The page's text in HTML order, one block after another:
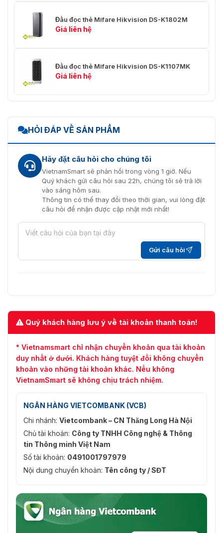
Đầu đọc thẻ Mifare Hikvision DS-K1802M
Giá liên hệ
Đầu đọc thẻ Mifare Hikvision DS-K1107MK
Giá liên hệ
HỎI ĐÁP VỀ SẢN PHẨM
Hãy đặt câu hỏi cho chúng tôi
VietnamSmart sẽ phản hồi trong vòng 1 giờ. Nếu
Quý khách gửi câu hỏi sau 22h, chúng tôi sẽ trả lời
vào sáng hôm sau.
Thông tin có thể thay đổi theo thời gian, vui lòng đặt
câu hỏi để nhận được cập nhật mới nhất!
Gửi câu hỏi
Quý khách hàng lưu ý về tài khoản thanh toán!
* Vietnamsmart chỉ nhận chuyển khoản qua tài khoản
duy nhất ở dưới. Khách hàng tuyệt đối không chuyển
khoản vào những tài khoản khác. Nếu không
VietnamSmart sẽ không chịu trách nhiệm.
NGÂN HÀNG VIETCOMBANK (VCB)
Chi nhánh: Vietcombank – CN Thăng Long Hà Nội
Chủ tài khoản: Công ty TNHH Công nghệ & Thông
tin Thông minh Việt Nam
Số tài khoản: 0491001797979
Nội dung chuyển khoản: Tên công ty / SĐT